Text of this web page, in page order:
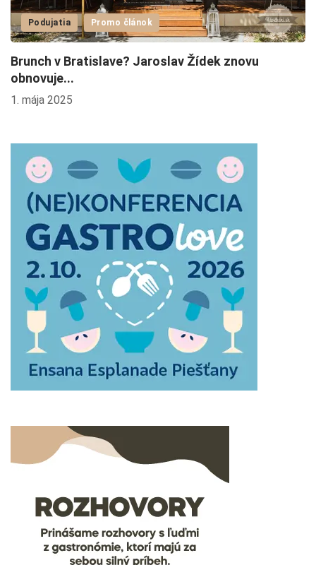
Podujatia Promo článok
Brunch v Bratislave? Jaroslav Žídek znovu
obnovuje...
1. mája 2025